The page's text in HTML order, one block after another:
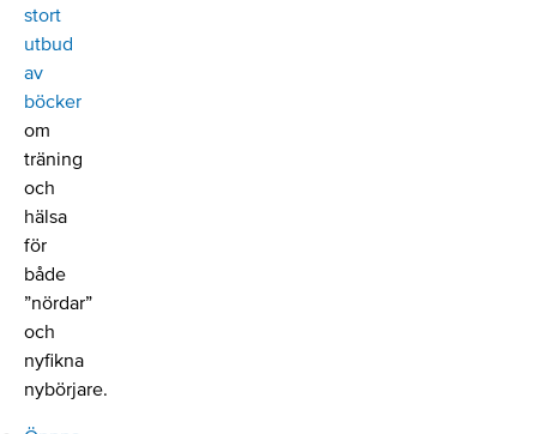
stort
utbud
av
böcker
om
träning
och
hälsa
för
både
”nördar”
och
nyfikna
nybörjare.